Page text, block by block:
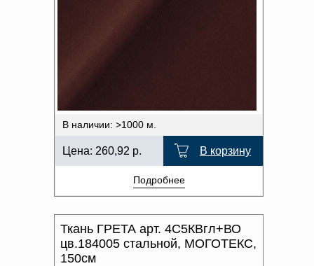
В наличии: >1000 м.
Цена: 260,92 р. В корзину
Подробнее
Ткань ГРЕТА арт. 4С5КВгл+ВО
цв.184005 стальной, МОГОТЕКС,
150см